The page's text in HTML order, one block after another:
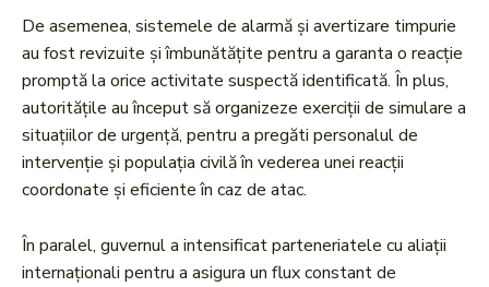
De asemenea, sistemele de alarmă și avertizare timpurie
au fost revizuite și îmbunătățite pentru a garanta o reacție
promptă la orice activitate suspectă identificată. În plus,
autoritățile au început să organizeze exerciții de simulare a
situațiilor de urgență, pentru a pregăti personalul de
intervenție și populația civilă în vederea unei reacții
coordonate și eficiente în caz de atac.
În paralel, guvernul a intensificat parteneriatele cu aliații
internaționali pentru a asigura un flux constant de